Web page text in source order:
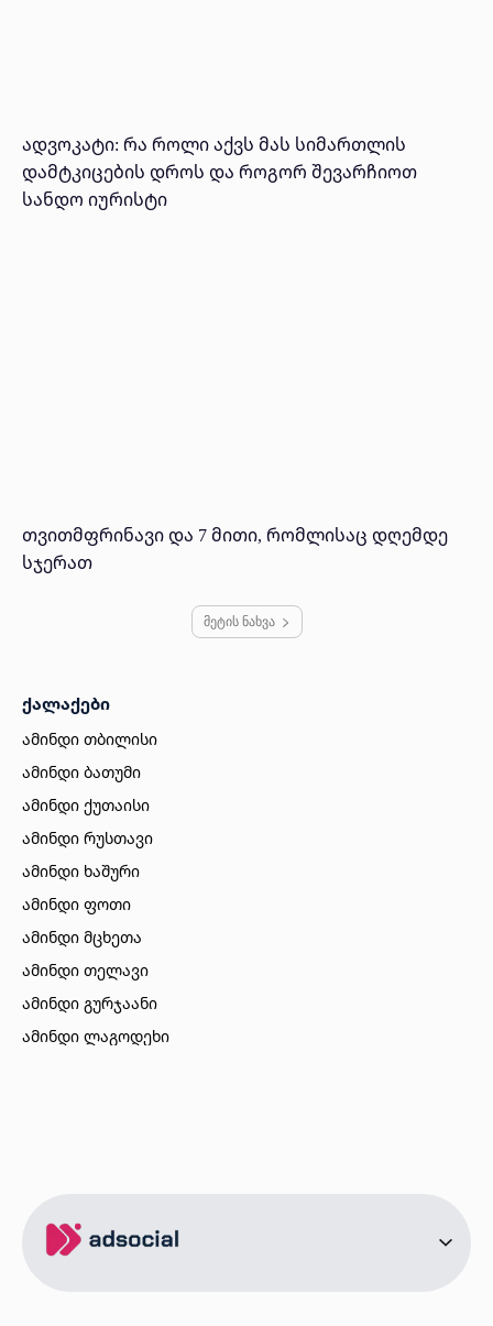
ადვოკატი: რა როლი აქვს მას სიმართლის
დამტკიცების დროს და როგორ შევარჩიოთ
სანდო იურისტი
თვითმფრინავი და 7 მითი, რომლისაც დღემდე
სჯერათ
მეტის ნახვა
ქალაქები
ამინდი თბილისი
ამინდი ბათუმი
ამინდი ქუთაისი
ამინდი რუსთავი
ამინდი ხაშური
ამინდი ფოთი
ამინდი მცხეთა
ამინდი თელავი
ამინდი გურჯაანი
ამინდი ლაგოდეხი
ამინდი ზუგდიდი